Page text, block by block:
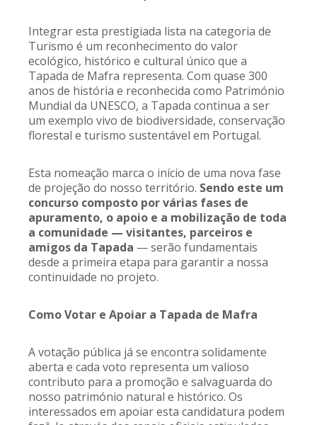
Integrar esta prestigiada lista na categoria de
Turismo é um reconhecimento do valor
ecológico, histórico e cultural único que a
Tapada de Mafra representa. Com quase 300
anos de história e reconhecida como Património
Mundial da UNESCO, a Tapada continua a ser
um exemplo vivo de biodiversidade, conservação
florestal e turismo sustentável em Portugal.
Esta nomeação marca o início de uma nova fase
de projeção do nosso território. Sendo este um
concurso composto por várias fases de
apuramento, o apoio e a mobilização de toda
a comunidade — visitantes, parceiros e
amigos da Tapada — serão fundamentais
desde a primeira etapa para garantir a nossa
continuidade no projeto.
Como Votar e Apoiar a Tapada de Mafra
A votação pública já se encontra solidamente
aberta e cada voto representa um valioso
contributo para a promoção e salvaguarda do
nosso património natural e histórico. Os
interessados em apoiar esta candidatura podem